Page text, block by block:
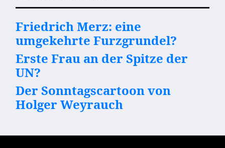
Friedrich Merz: eine
umgekehrte Furzgrundel?
Erste Frau an der Spitze der
UN?
Der Sonntagscartoon von
Holger Weyrauch